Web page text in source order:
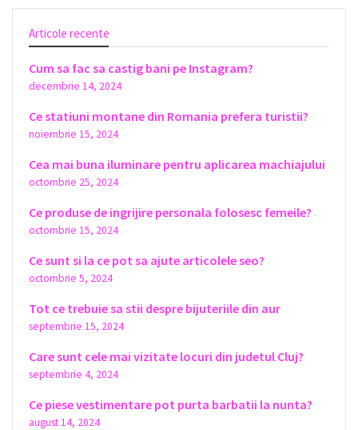
Articole recente
Cum sa fac sa castig bani pe Instagram?
decembrie 14, 2024
Ce statiuni montane din Romania prefera turistii?
noiembrie 15, 2024
Cea mai buna iluminare pentru aplicarea machiajului
octombrie 25, 2024
Ce produse de ingrijire personala folosesc femeile?
octombrie 15, 2024
Ce sunt si la ce pot sa ajute articolele seo?
octombrie 5, 2024
Tot ce trebuie sa stii despre bijuteriile din aur
septembrie 15, 2024
Care sunt cele mai vizitate locuri din judetul Cluj?
septembrie 4, 2024
Ce piese vestimentare pot purta barbatii la nunta?
august 14, 2024